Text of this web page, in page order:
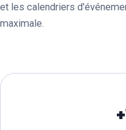
et les calendriers
maximale.